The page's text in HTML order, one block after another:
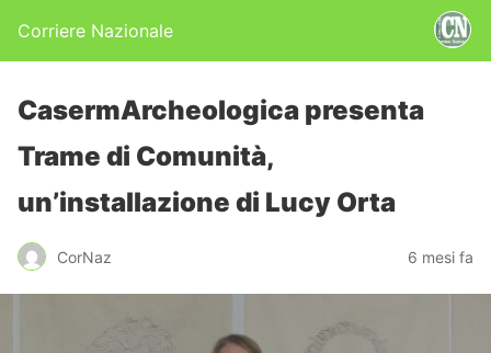
Corriere Nazionale
CasermArcheologica presenta
Trame di Comunità,
un’installazione di Lucy Orta
CorNaz 6 mesi fa